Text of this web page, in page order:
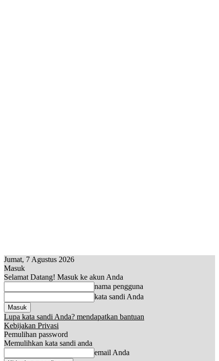
Jumat, 7 Agustus 2026
Masuk
Selamat Datang! Masuk ke akun Anda
nama pengguna
kata sandi Anda
Lupa kata sandi Anda? mendapatkan bantuan
Kebijakan Privasi
Pemulihan password
Memulihkan kata sandi anda
email Anda